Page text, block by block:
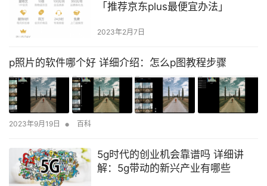
「推荐京东plus最便宜办法」
2023年2月7日
p照片的软件哪个好 详细介绍：怎么p图教程步骤
2023年9月19日 • 百科
5g时代的创业机会靠谱吗 详细讲
解：5g带动的新兴产业有哪些